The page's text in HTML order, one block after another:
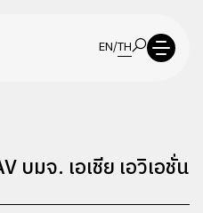
EN/TH
บมจ. เอเชีย เอวิเอชั่น